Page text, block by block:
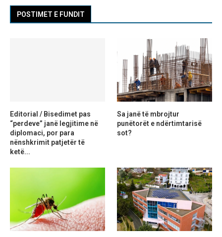
POSTIMET E FUNDIT
Editorial / Bisedimet pas
“perdeve” janë legjitime në
diplomaci, por para
nënshkrimit patjetër të
ketë...
Sa janë të mbrojtur
punëtorët e ndërtimtarisë
sot?